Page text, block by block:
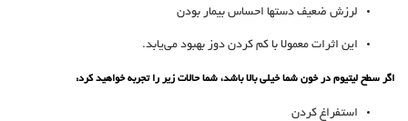
لرزش ضعیف دستها احساس بیمار بودن
این اثرات معمولا با کم کردن دوز بهبود می‌یابد.
اگر سطح لیتیوم در خون شما خیلی بالا باشد، شما حالات زیر را تجربه خواهید کرد:
استفراغ کردن